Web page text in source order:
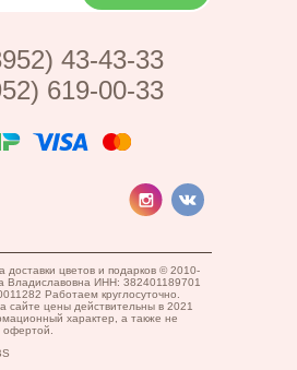
Оплата
43-43-33
619-00-33
доставки цветов и подарков © 2010-
Владиславовна ИНН: 382401189701
Работаем круглосуточно.
сайте цены действительны в 2021
характер, а также не
офертой.